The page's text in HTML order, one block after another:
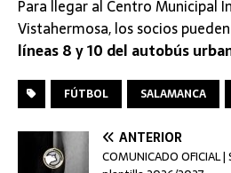
Para llegar al Centro Municipal
Vistahermosa, los socios
líneas 8 y 10 del autobús
FÚTBOL SALAMANCA
ANTERIOR
COMUNICADO OFICIAL